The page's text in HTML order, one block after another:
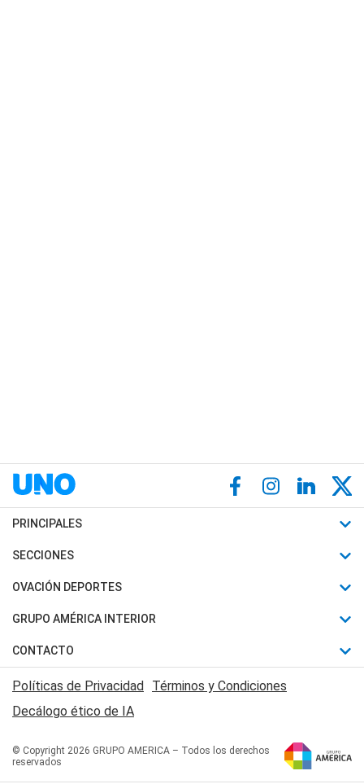
PRINCIPALES
Últimas Noticias
Política
Judiciales
Economia
SECCIONES
Horóscopo
Motores
Trucos caseros
Series y Películas
Edictos y Solicitadas
OVACIÓN DEPORTES
Fútbol
Mundial
Automovilismo
Rugby
Básquet
GRUPO AMÉRICA INTERIOR
Canal 7 en Vivo
San Juan 8
CONTACTO
Acerca de Nosotros
Contactanos
Políticas de Privacidad Términos y Condiciones
Decálogo ético de IA
© Copyright 2026 GRUPO AMERICA – Todos los derechos
reservados